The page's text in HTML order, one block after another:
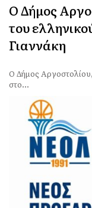
Ο Δήμος
του
Γιαννάκη
Ο Δήμος
στο...